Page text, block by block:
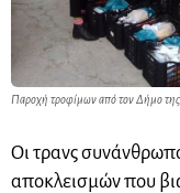
Παροχή τροφίμων από τον Δήμο
Οι τρανς
αποκλεισμών που